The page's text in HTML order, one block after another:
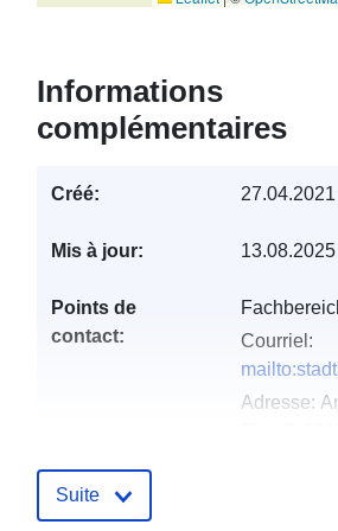
Informations
complémentaires
Créé: 27.04.2021
Mis à jour: 13.08.2025
Points de
contact:
Courriel:
Adresse:
Suite